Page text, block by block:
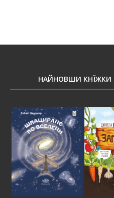
НАЙНОВШИ КНЇЖКИ